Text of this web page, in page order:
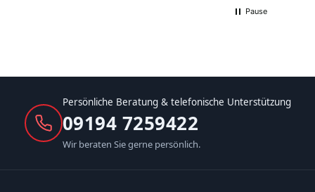
Pause
Persönliche Beratung & telefonische Unterstützung
09194 7259422
Wir beraten Sie gerne persönlich.